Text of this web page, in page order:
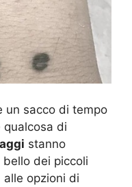
un sacco di tempo
di
stanno
dei piccoli
opzioni di